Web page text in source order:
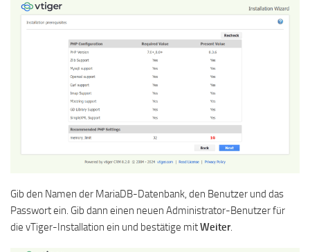
Gib den Namen der MariaDB-Datenbank, den Benutzer und das
Passwort ein. Gib dann einen neuen Administrator-Benutzer für
die vTiger-Installation ein und bestätige mitWeiter.